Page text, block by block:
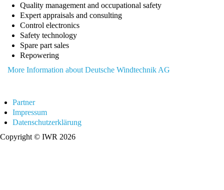
Quality management and occupational safety
Expert appraisals and consulting
Control electronics
Safety technology
Spare part sales
Repowering
More Information about Deutsche Windtechnik AG
Partner
Impressum
Datenschutzerklärung
Copyright © IWR 2026